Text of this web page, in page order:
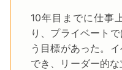
10年目までに仕事
り、プライベート
う目標があった。
でき、リーダー的